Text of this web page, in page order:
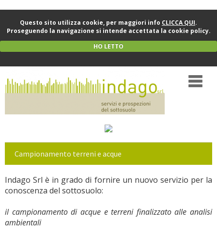
Questo sito utilizza cookie, per maggiori info CLICCA QUI.
Proseguendo la navigazione si intende accettata la cookie policy.
HO LETTO
Campionamento terreni e acque
Indago Srl è in grado di fornire un nuovo servizio per la
conoscenza del sottosuolo:
il campionamento di acque e terreni finalizzato alle analisi
ambientali